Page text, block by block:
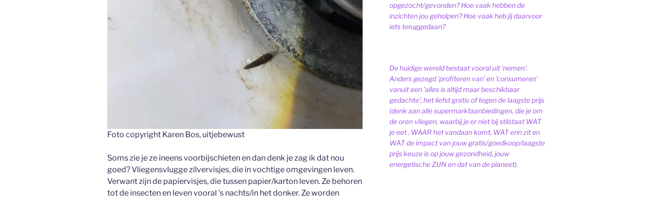
Foto copyright Karen Bos, uitjebewust
Soms zie je ze ineens voorbijschieten en dan denk je zag ik dat nou
goed? Vliegensvlugge zilvervisjes, die in vochtige omgevingen leven.
Verwant zijn de papiervisjes, die tussen papier/karton leven. Ze behoren
tot de insecten en leven vooral ’s nachts/in het donker. Ze worden
opgezocht/gevonden? Hoe vaak hebben de
inzichten jou geholpen? Hoe vaak heb jij daarvoor
iets teruggedaan?
De huidige wereld bestaat vooral uit 'nemen'.
Anders gezegd 'profiteren van' en 'consumeren'
vanuit een 'alles is altijd maar beschikbaar
gedachte', het liefst gratis of tegen de laagste prijs
(denk aan alle supermarktaanbiedingen, die je om
de oren vliegen, waarbij je er niet bij stilstaat WAT
je eet , WAAR het vandaan komt, WAT erin zit en
WAT de impact van jouw gratis/goedkoop/laagste
prijs keuze is op jouw gezondheid, jouw
energetische ZIJN en dat van de planeet).